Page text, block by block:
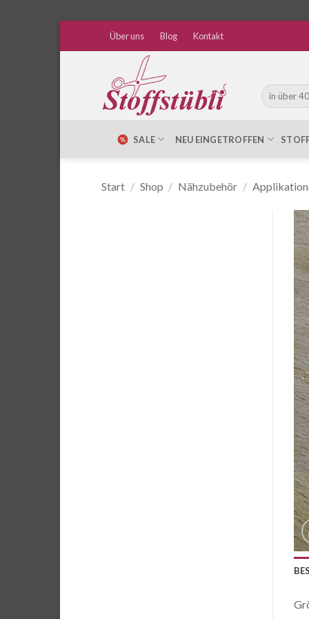
Über uns Blog Kontakt
Suche
nach:
SALE NEU EINGETROFFEN
Start / Shop / Nähzubehör /